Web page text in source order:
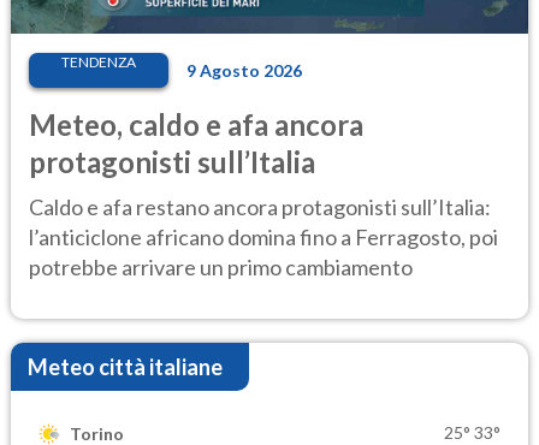
TENDENZA 9 Agosto 2026
Meteo, caldo e afa ancora
protagonisti sull’Italia
Caldo e afa restano ancora protagonisti sull’Italia:
l’anticiclone africano domina fino a Ferragosto, poi
potrebbe arrivare un primo cambiamento
Meteo città italiane
Torino 25° 33°